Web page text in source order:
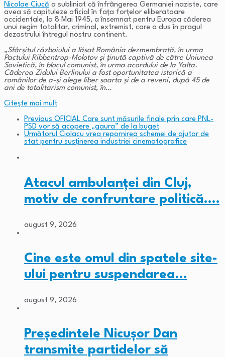
Nicolae Ciucă a subliniat că înfrângerea Germaniei naziste, care
avea să capituleze oficial în fața forțelor eliberatoare
occidentale, la 8 Mai 1945, a însemnat pentru Europa căderea
unui regim totalitar, criminal, extremist, care a dus în pragul
dezastrului întregul nostru continent.
„Sfârșitul războiului a lăsat România dezmembrată, în urma
Pactului Ribbentrop-Molotov și ținută captivă de către Uniunea
Sovietică, în blocul comunist, în urma acordului de la Yalta.
Căderea Zidului Berlinului a fost oportunitatea istorică a
românilor de a-și alege liber soarta și de a reveni, după 45 de
ani de totalitarism comunist, în…
Citeşte mai mult
Previous OFICIAL Care sunt măsurile finale prin care PNL-
PSD vor să acopere „gaura” de la buget
Următorul Ciolacu vrea repornirea schemei de ajutor de
stat pentru susținerea industriei cinematografice
Atacul ambulanței din Cluj,
motiv de confruntare politică.…
august 9, 2026
Cine este omul din spatele site-
ului pentru suspendarea…
august 9, 2026
Președintele Nicușor Dan
transmite partidelor să